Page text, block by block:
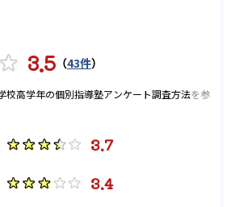
3.5 （43件）
校高学年の個別指導塾アンケート調査方法を参
3.7
3.4